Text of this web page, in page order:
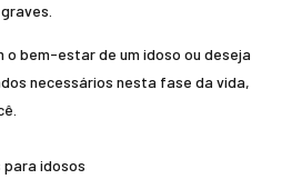
o bem-estar de um idoso ou deseja
necessários nesta fase da vida,